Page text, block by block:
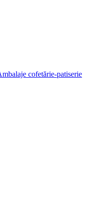
cofetărie-patiserie